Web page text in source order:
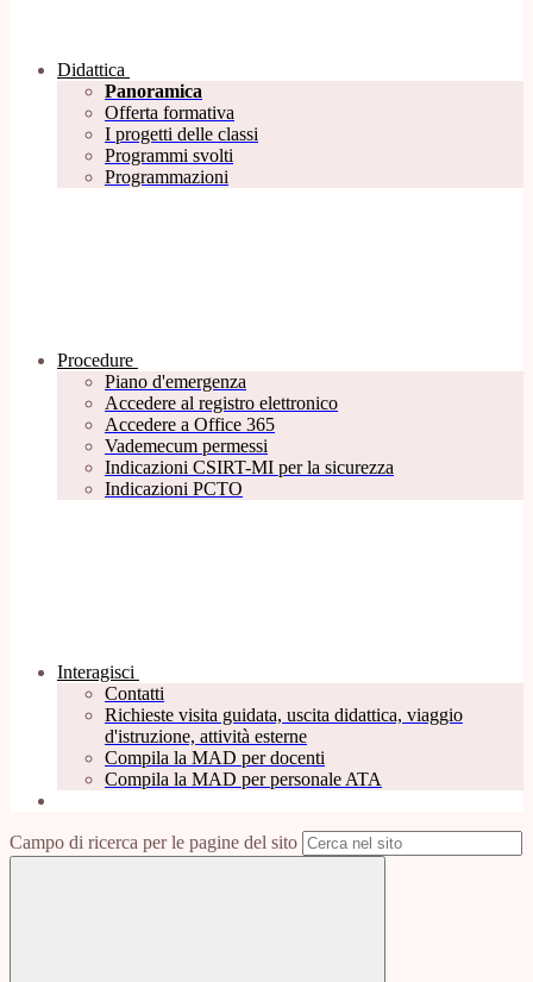
Didattica
Panoramica
Offerta formativa
I progetti delle classi
Programmi svolti
Programmazioni
Procedure
Piano d'emergenza
Accedere al registro elettronico
Accedere a Office 365
Vademecum permessi
Indicazioni CSIRT-MI per la sicurezza
Indicazioni PCTO
Interagisci
Contatti
Richieste visita guidata, uscita didattica, viaggio
d'istruzione, attività esterne
Compila la MAD per docenti
Compila la MAD per personale ATA
Campo di ricerca per le pagine del sito